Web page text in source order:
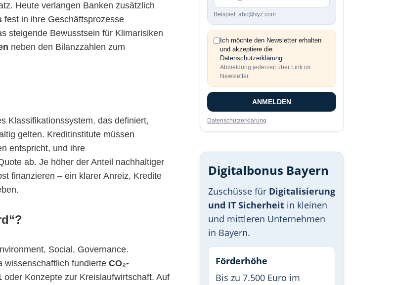
Heute verlangen Banken zusätzlich
fest in ihre Geschäftsprozesse
steigende Bewusstsein für Klimarisiken
neben den Bilanzzahlen zum
Klassifikationssystem, das definiert,
gelten. Kreditinstitute müssen
entspricht, und ihre
ab. Je höher der Anteil nachhaltiger
finanzieren – ein klarer Anreiz, Kredite
Social, Governance.
wissenschaftlich fundierte CO₂-
oder Konzepte zur Kreislaufwirtschaft. Auf
Beispiel: abc@xyz.com
Ich möchte den Newsletter erhalten
und akzeptiere die
Datenschutzerklärung.
Abmeldung jederzeit über Link im
Newsletter.
ANMELDEN
Datenschutzerklärung
Digitalbonus Bayern
Zuschüsse für Digitalisierung
und IT Sicherheit in kleinen
und mittleren Unternehmen
in Bayern.
Förderhöhe
Bis zu 7.500 Euro im